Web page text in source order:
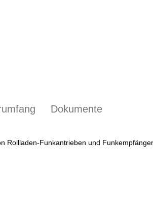
Dokumente
Rollladen-Funkantrieben und